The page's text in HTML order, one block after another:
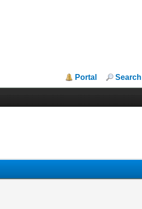
Portal Search